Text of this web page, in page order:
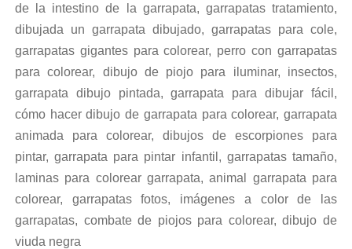
de la intestino de la garrapata, garrapatas tratamiento,
dibujada un garrapata dibujado, garrapatas para cole,
garrapatas gigantes para colorear, perro con garrapatas
para colorear, dibujo de piojo para iluminar, insectos,
garrapata dibujo pintada, garrapata para dibujar fácil,
cómo hacer dibujo de garrapata para colorear, garrapata
animada para colorear, dibujos de escorpiones para
pintar, garrapata para pintar infantil, garrapatas tamaño,
laminas para colorear garrapata, animal garrapata para
colorear, garrapatas fotos, imágenes a color de las
garrapatas, combate de piojos para colorear, dibujo de
viuda negra